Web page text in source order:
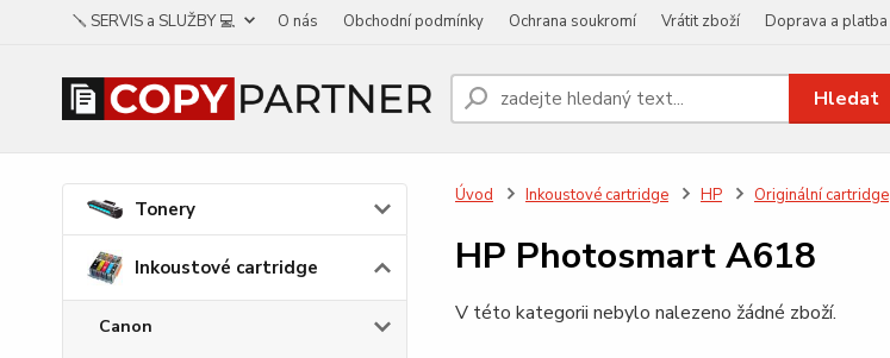
🪛 SERVIS a SLUŽBY 💻 O nás Obchodní podmínky Ochrana soukromí Vrátit zboží Doprava a platba
Hledat
Tonery
Inkoustové cartridge
Canon
Úvod Inkoustové cartridge HP Originální cartridge
HP Photosmart A618
V této kategorii nebylo nalezeno žádné zboží.